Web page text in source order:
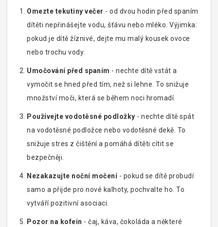
Omezte tekutiny večer - od dvou hodin před spaním
dítěti nepřinášejte vodu, šťávu nebo mléko. Výjimka:
pokud je dítě žíznivé, dejte mu malý kousek ovoce
nebo trochu vody.
Umočování před spaním - nechte dítě vstát a
vymočit se hned před tím, než si lehne. To snižuje
množství moči, která se během noci hromadí.
Používejte vodotěsné podložky - nechte dítě spát
na vodotěsné podložce nebo vodotěsné dekě. To
snižuje stres z čištění a pomáhá dítěti cítit se
bezpečněji.
Nezakazujte noční močení- pokud se dítě probudí
samo a přijde pro nové kalhoty, pochvalte ho. To
vytváří pozitivní asociaci.
Pozor na kofein - čaj, káva, čokoláda a některé